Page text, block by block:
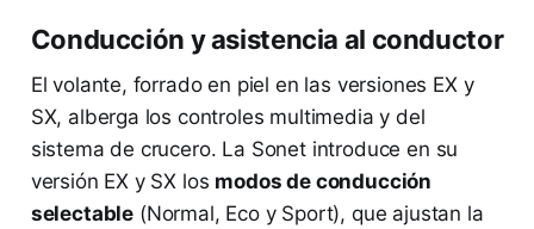
Conducción y asistencia al conductor
El volante, forrado en piel en las versiones EX y
SX, alberga los controles multimedia y del
sistema de crucero. La Sonet introduce en su
versión EX y SX los modos de conducción
selectable (Normal, Eco y Sport), que ajustan la